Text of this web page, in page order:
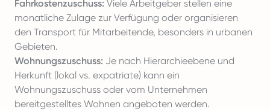
Fahrkostenzuschuss: Viele Arbeitgeber stellen eine
monatliche Zulage zur Verfügung oder organisieren
den Transport für Mitarbeitende, besonders in urbanen
Gebieten.
Wohnungszuschuss: Je nach Hierarchieebene und
Herkunft (lokal vs. expatriate) kann ein
Wohnungszuschuss oder vom Unternehmen
bereitgestelltes Wohnen angeboten werden.